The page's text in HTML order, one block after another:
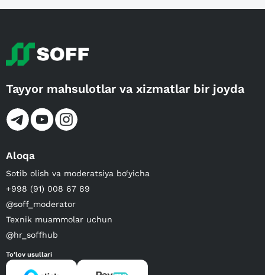
Tayyor mahsulotlar va xizmatlar bir joyda
Aloqa
Sotib olish va moderatsiya bo‘yicha
+998 (91) 008 67 89
@soff_moderator
Texnik muammolar uchun
@hr_soffhub
To'lov usullari